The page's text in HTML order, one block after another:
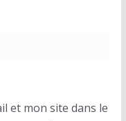
et mon site dans le